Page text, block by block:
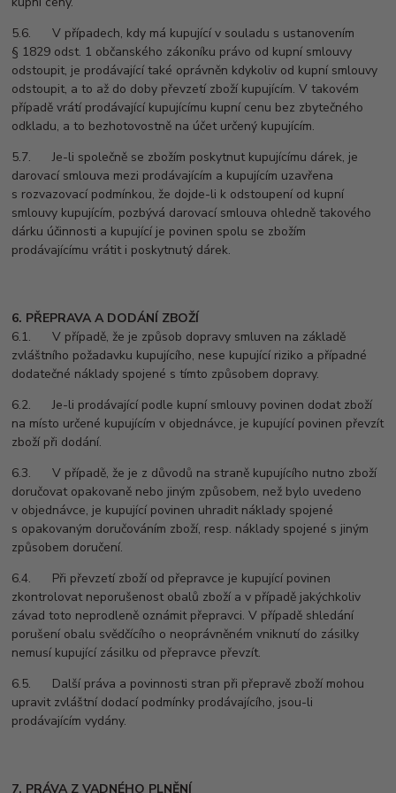
5.6. V případech, kdy má kupující v souladu s ustanovením
§ 1829 odst. 1 občanského zákoníku právo od kupní smlouvy
odstoupit, je prodávající také oprávněn kdykoliv od kupní smlouvy
odstoupit, a to až do doby převzetí zboží kupujícím. V takovém
případě vrátí prodávající kupujícímu kupní cenu bez zbytečného
odkladu, a to bezhotovostně na účet určený kupujícím.
5.7. Je-li společně se zbožím poskytnut kupujícímu dárek, je
darovací smlouva mezi prodávajícím a kupujícím uzavřena
s rozvazovací podmínkou, že dojde-li k odstoupení od kupní
smlouvy kupujícím, pozbývá darovací smlouva ohledně takového
dárku účinnosti a kupující je povinen spolu se zbožím
prodávajícímu vrátit i poskytnutý dárek.
6. PŘEPRAVA A DODÁNÍ ZBOŽÍ
6.1. V případě, že je způsob dopravy smluven na základě
zvláštního požadavku kupujícího, nese kupující riziko a případné
dodatečné náklady spojené s tímto způsobem dopravy.
6.2. Je-li prodávající podle kupní smlouvy povinen dodat zboží
na místo určené kupujícím v objednávce, je kupující povinen převzít
zboží při dodání.
6.3. V případě, že je z důvodů na straně kupujícího nutno zboží
doručovat opakovaně nebo jiným způsobem, než bylo uvedeno
v objednávce, je kupující povinen uhradit náklady spojené
s opakovaným doručováním zboží, resp. náklady spojené s jiným
způsobem doručení.
6.4. Při převzetí zboží od přepravce je kupující povinen
zkontrolovat neporušenost obalů zboží a v případě jakýchkoliv
závad toto neprodleně oznámit přepravci. V případě shledání
porušení obalu svědčícího o neoprávněném vniknutí do zásilky
nemusí kupující zásilku od přepravce převzít.
6.5. Další práva a povinnosti stran při přepravě zboží mohou
upravit zvláštní dodací podmínky prodávajícího, jsou-li
prodávajícím vydány.
7. PRÁVA Z VADNÉHO PLNĚNÍ